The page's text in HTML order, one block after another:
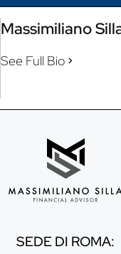
Massimiliano
See Full Bio
SEDE DI ROMA: